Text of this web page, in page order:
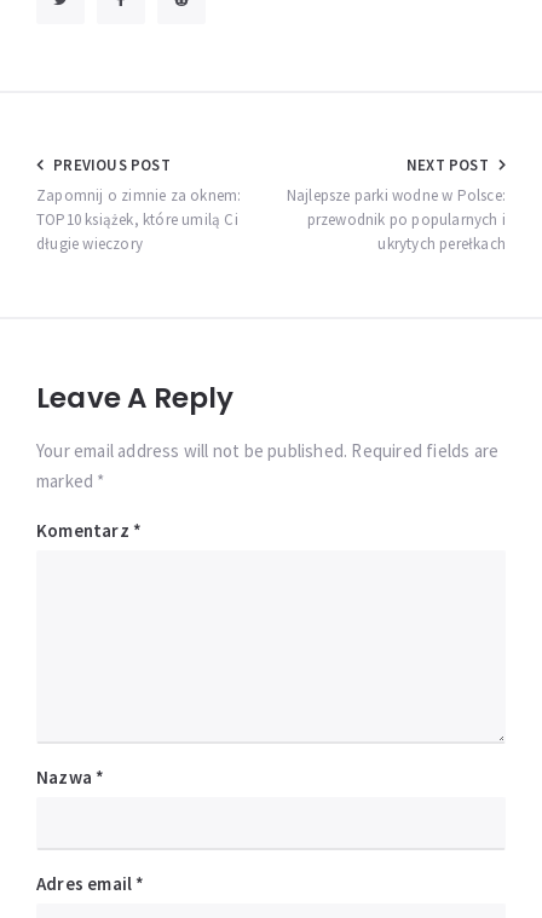
Nawigacja
wpisu
PREVIOUS POST
Zapomnij o zimnie za oknem:
TOP10 książek, które umilą Ci
długie wieczory
NEXT POST
Najlepsze parki wodne w Polsce:
przewodnik po popularnych i
ukrytych perełkach
Leave A Reply
Your email address will not be published. Required fields are
marked *
Komentarz *
Nazwa *
Adres email *